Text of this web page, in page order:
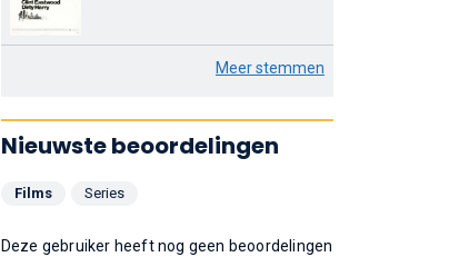
Meer stemmen
Nieuwste beoordelingen
Films Series
Deze gebruiker heeft nog geen beoordelingen